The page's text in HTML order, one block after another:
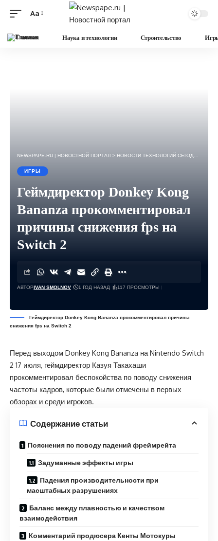
Изменение
Aa
Главная Наука и технологии Строительство
NEWSPAPE.RU | НОВОСТНОЙ ПОРТАЛ > НОВОСТИ ТЕХНОЛОГИЙ СЕГОДНЯ — ИГРЫ, НАУКА, ГАДЖЕТЫ, БИЗНЕС.
ИГРЫ
Геймдиректор Donkey Kong
Bananza прокомментировал
причины снижения fps на
Switch 2
АВТОРIVAN SMOLNOV 1 ГОД НАЗАД 117 ПРОСМОТРЫ
Геймдиректор Donkey Kong Bananza прокомментировал причины
снижения fps на Switch 2
Перед выходом Donkey Kong Bananza на Nintendo Switch
2 17 июля, геймдиректор Казуя Такахаши
прокомментировал беспокойства по поводу снижения
частоты кадров, которые были отмечены в первых
обзорах и среди игроков.
Содержание статьи
Пояснения по поводу падений фреймрейта
Задуманные эффекты игры
Падения производительности при
масштабных разрушениях
Баланс между плавностью и качеством
взаимодействия
Комментарий продюсера Кенты Мотокуры